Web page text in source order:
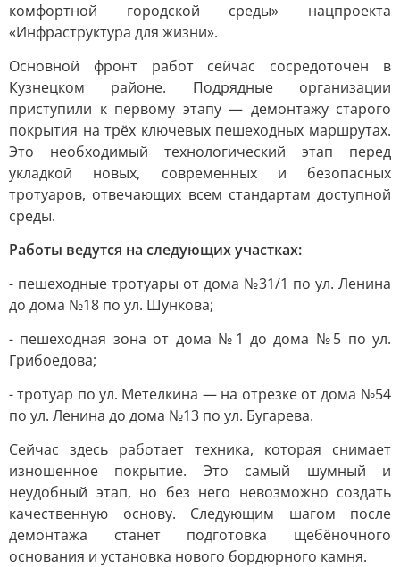
комфортной городской среды» нацпроекта
«Инфраструктура для жизни».
Основной фронт работ сейчас сосредоточен в
Кузнецком районе. Подрядные организации
приступили к первому этапу — демонтажу старого
покрытия на трёх ключевых пешеходных маршрутах.
Это необходимый технологический этап перед
укладкой новых, современных и безопасных
тротуаров, отвечающих всем стандартам доступной
среды.
Работы ведутся на следующих участках:
- пешеходные тротуары от дома №31/1 по ул. Ленина
до дома №18 по ул. Шункова;
- пешеходная зона от дома №1 до дома №5 по ул.
Грибоедова;
- тротуар по ул. Метелкина — на отрезке от дома №54
по ул. Ленина до дома №13 по ул. Бугарева.
Сейчас здесь работает техника, которая снимает
изношенное покрытие. Это самый шумный и
неудобный этап, но без него невозможно создать
качественную основу. Следующим шагом после
демонтажа станет подготовка щебёночного
основания и установка нового бордюрного камня.